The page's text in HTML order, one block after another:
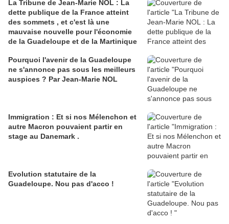
La Tribune de Jean-Marie NOL : La
dette publique de la France atteint
des sommets , et c'est là une
mauvaise nouvelle pour l'économie
de la Guadeloupe et de la Martinique
Pourquoi l'avenir de la Guadeloupe
ne s'annonce pas sous les meilleurs
auspices ? Par Jean-Marie NOL
Immigration : Et si nos Mélenchon et
autre Macron pouvaient partir en
stage au Danemark .
Evolution statutaire de la
Guadeloupe. Nou pas d'acco !